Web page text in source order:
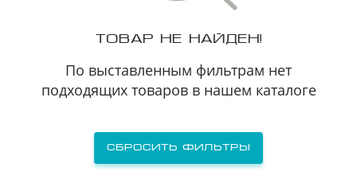
ТОВАР НЕ НАЙДЕН!
По выставленным фильтрам нет
подходящих товаров в нашем каталоге
Сбросить фильтры